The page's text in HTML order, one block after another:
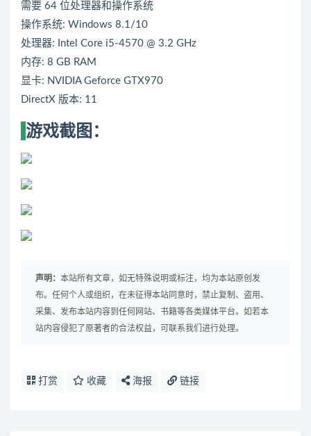
需要 64 位处理器和操作系统
操作系统: Windows 8.1/10
处理器: Intel Core i5-4570 @ 3.2 GHz
内存: 8 GB RAM
显卡: NVIDIA Geforce GTX970
DirectX 版本: 11
游戏截图：
声明： 本站所有文章，如无特殊说明或标注，均为本站原创发
布。任何个人或组织，在未征得本站同意时，禁止复制、盗用、
采集、发布本站内容到任何网站、书籍等各类媒体平台。如若本
站内容侵犯了原著者的合法权益，可联系我们进行处理。
打赏 收藏 海报 链接